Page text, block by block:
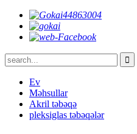
Ev
Məhsullar
Akril təbəqə
pleksiglas təbəqələr